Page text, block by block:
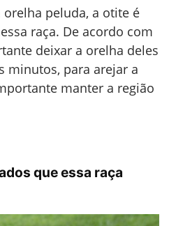
peluda, a otite é
raça. De acordo com
deixar a orelha deles
minutos, para arejar a
manter a região
que essa raça